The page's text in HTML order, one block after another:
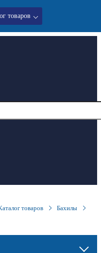
товаров
товаров
Бахилы